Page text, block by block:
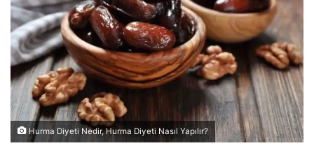
Hurma Diyeti Nedir, Hurma Diyeti Nasıl Yapılır?